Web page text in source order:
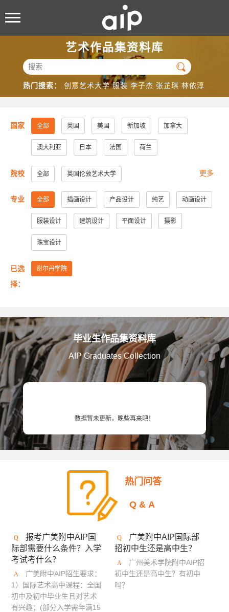
艺术作品集资料库

热门搜索： 创意艺术大学 服装 李子杰 张芷琪 林依淳
国家 全部 英国 美国 新加坡 加拿大
澳大利亚 日本 法国 荷兰
院校 全部 英国伦敦艺术大学
美国加州大学洛杉矶分校 美国加州大学圣地亚哥分校
美国纽约视觉艺术学院 美国帕森斯设计学院
美国艺术中心设计学院
美国纽约普瑞特艺术学院
美国芝加哥艺术学院 英国赫特福德大学
英国金斯顿大学 英国格拉斯哥艺术学院
英国曼彻斯特城市大学 英国提赛德大学
美国加州艺术大学 英国伯恩茅斯艺术大学
美国奥蒂斯艺术与设计学院
英国创意艺术大学 诺森比亚大学 多摩美术大学
蒙纳士大学 英国法尔茅斯大学
伦敦布鲁内尔大学 美国林林艺术设计学院
澳门理工学院 美国旧金山艺术学院
更多
专业 全部 插画设计 产品设计 纯艺 动画设计
服装设计 建筑设计 平面设计 摄影
珠宝设计
已选
择：
谢尔丹学院
毕业生作品集资料库
AIP Graduates Collection
数据暂未更新，晚些再来吧！
热门问答
Q&A
报考广美附中AIP国
际部需要什么条件？入学
考试考什么？
广美附中AIP招生要求：
1）国际艺术高中课程：全国
初中及初中毕业生且对艺术
有兴趣；(部分入学需年满15
广美附中AIP国际部
招初中生还是高中生？
广州美术学院附中AIP招
初中生还是高中生？有初中
吗？